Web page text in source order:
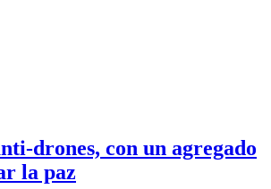
drones, con un agregado
la paz